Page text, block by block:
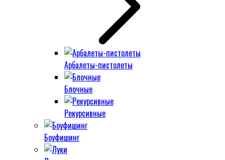
Арбалеты-пистолеты
Блочные
Рекурсивные
Боуфишинг